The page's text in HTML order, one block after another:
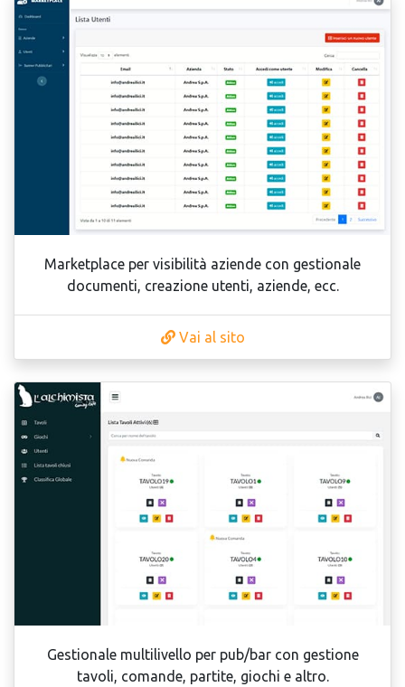
Marketplace per visibilità aziende con gestionale
documenti, creazione utenti, aziende, ecc.
Vai al sito
Gestionale multilivello per pub/bar con gestione
tavoli, comande, partite, giochi e altro.